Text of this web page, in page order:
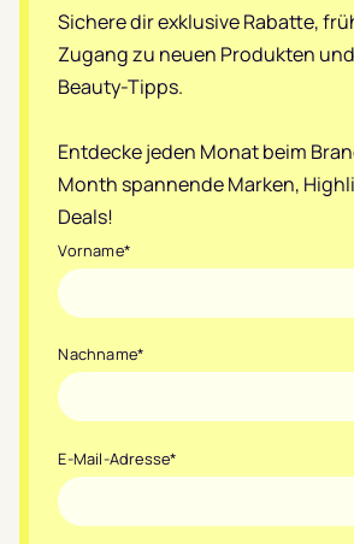
Sichere dir exklusive Rabatte,
Zugang zu neuen Produkten
Beauty-Tipps.
Entdecke jeden Monat beim
Month spannende Marken,
Deals!
Vorname*
Nachname*
E-Mail-Adresse*